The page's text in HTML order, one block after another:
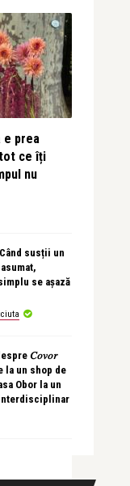
e prea
ce îți
nu
susții un
se așază
𝐶𝑜𝑣𝑜𝑟
la un shop de
Obor la un